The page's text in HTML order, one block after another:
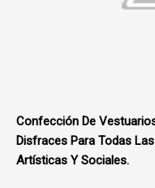
Confección De
Disfraces Para Todas
Artísticas Y Sociales.